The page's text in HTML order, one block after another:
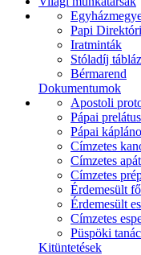
Papi
Iratminták
Stóladíj
Bérmarend
Dokumentumok
Apostoli
Pápai
Pápai
Címzetes
Címzetes
Címzetes
Érdemesült
Érdemesült
Címzetes
Püspöki
Kitüntetések